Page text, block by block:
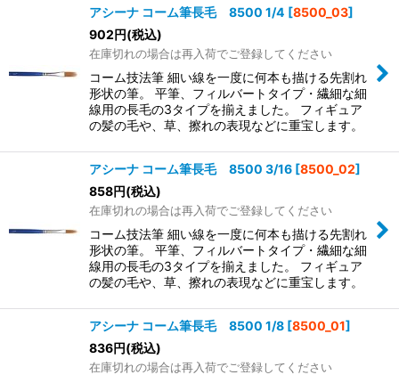
アシーナ コーム筆長毛 8500 1/4 [8500_03]
902円(税込)
在庫切れの場合は再入荷でご登録してください
コーム技法筆 細い線を一度に何本も描ける先割れ
形状の筆。 平筆、フィルバートタイプ・繊細な細
線用の長毛の3タイプを揃えました。 フィギュア
の髪の毛や、草、擦れの表現などに重宝します。
アシーナ コーム筆長毛 8500 3/16 [8500_02]
858円(税込)
在庫切れの場合は再入荷でご登録してください
コーム技法筆 細い線を一度に何本も描ける先割れ
形状の筆。 平筆、フィルバートタイプ・繊細な細
線用の長毛の3タイプを揃えました。 フィギュア
の髪の毛や、草、擦れの表現などに重宝します。
アシーナ コーム筆長毛 8500 1/8 [8500_01]
836円(税込)
在庫切れの場合は再入荷でご登録してください